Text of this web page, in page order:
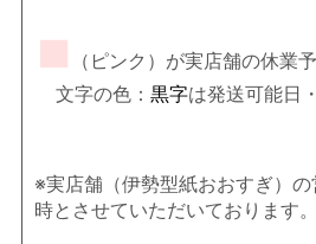
■
（ピンク）が実店舗の休業
文字の色： 黒字は発送可能日・
※実店舗（伊勢型紙おおすぎ）
時とさせていただいております。